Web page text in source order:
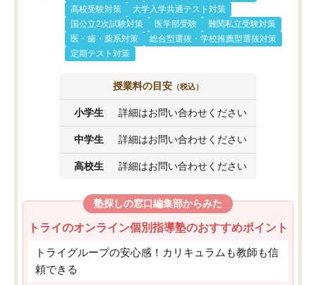
高校受験対策
大学入学共通テスト対策
国公立2次試験対策
医学部受験
難関私立受験対策
医・歯・薬系対策
総合型選抜・学校推薦型選抜対策
定期テスト対策
授業料の目安 （税込）
小学生 詳細はお問い合わせください
中学生 詳細はお問い合わせください
高校生 詳細はお問い合わせください
塾探しの窓口編集部からみた
トライのオンライン個別指導塾のおすすめポイント
トライグループの安心感！カリキュラムも教師も信
頼できる